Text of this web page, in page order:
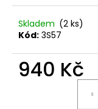
Skladem (2 ks)
Kód: 3S57
940 Kč